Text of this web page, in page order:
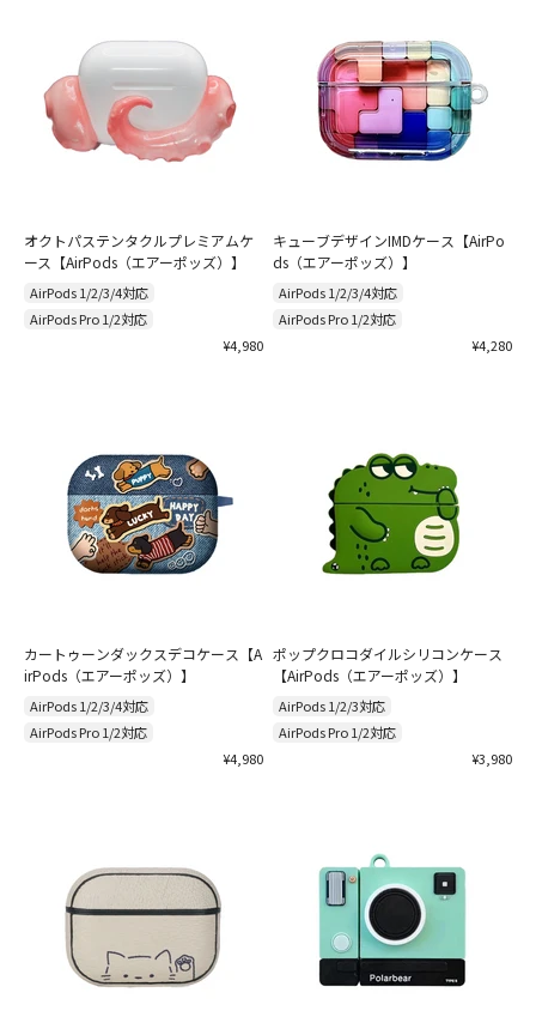
オクトパステンタクルプレミアムケ
ース【AirPods（エアーポッズ）】
AirPods 1/2/3/4対応
AirPods Pro 1/2対応
セール価格
¥4,980
キューブデザインIMDケース【AirPo
ds（エアーポッズ）】
AirPods 1/2/3/4対応
AirPods Pro 1/2対応
セール価格
¥4,280
カートゥーンダックスデコケース【A
irPods（エアーポッズ）】
AirPods 1/2/3/4対応
AirPods Pro 1/2対応
セール価格
¥4,980
ポップクロコダイルシリコンケース
【AirPods（エアーポッズ）】
AirPods 1/2/3対応
AirPods Pro 1/2対応
セール価格
¥3,980